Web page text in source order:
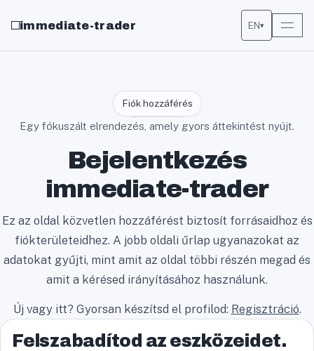
immediate-trader EN▾
Fiók hozzáférés
Egy fókuszált elrendezés, amely gyors áttekintést nyújt.
Bejelentkezés
immediate-trader
Ez az oldal közvetlen hozzáférést biztosít forrásaidhoz és
fiókterületeidhez. A jobb oldali űrlap ugyanazokat az
adatokat gyűjti, mint amit az oldal többi részén megad és
amit a kérésed irányításához használunk.
Új vagy itt? Gyorsan készítsd el profilod: Regisztráció.
Felszabadítod az eszközeidet.